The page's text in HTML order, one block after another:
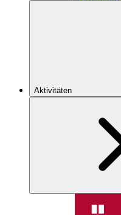
Aktivitäten